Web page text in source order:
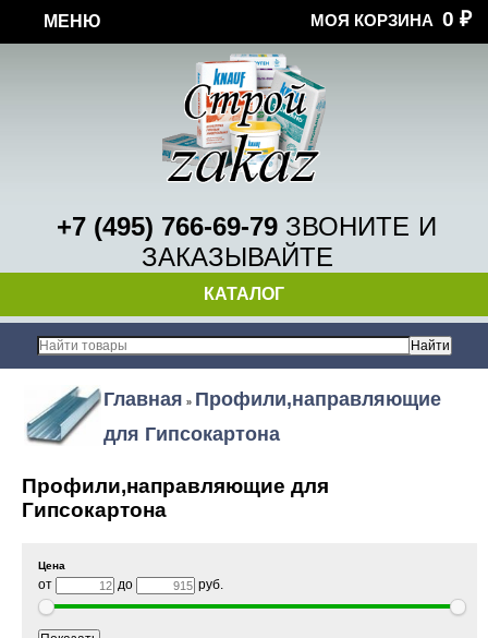
МЕНЮ
+7 (495) 766-69-79ЗВОНИТЕ И
ЗАКАЗЫВАЙТЕ
МОЯ КОРЗИНА 0 ₽
КАТАЛОГ
Главная » Профили,направляющие
для Гипсокартона
Профили,направляющие для
Гипсокартона
Цена
от до руб.